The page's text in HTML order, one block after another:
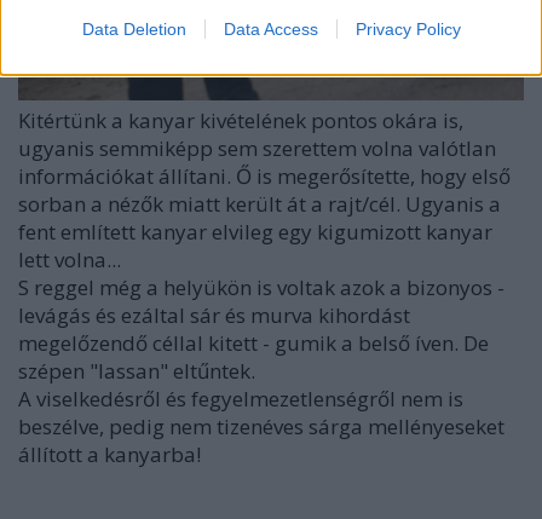
Data Deletion Data Access Privacy Policy
Kitértünk a kanyar kivételének pontos okára is,
ugyanis semmiképp sem szerettem volna valótlan
információkat állítani. Ő is megerősítette, hogy első
sorban a nézők miatt került át a rajt/cél. Ugyanis a
fent említett kanyar elvileg egy kigumizott kanyar
lett volna...
S reggel még a helyükön is voltak azok a bizonyos -
levágás és ezáltal sár és murva kihordást
megelőzendő céllal kitett - gumik a belső íven. De
szépen "lassan" eltűntek.
A viselkedésről és fegyelmezetlenségről nem is
beszélve, pedig nem tizenéves sárga mellényeseket
állított a kanyarba!